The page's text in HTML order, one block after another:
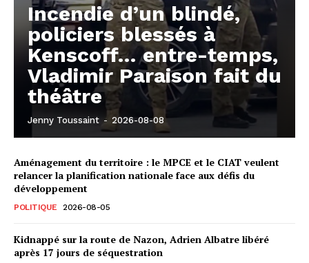
Incendie d’un blindé,
policiers blessés à
Kenscoff… entre-temps,
Vladimir Paraison fait du
théâtre
Jenny Toussaint - 2026-08-08
Aménagement du territoire : le MPCE et le CIAT veulent
relancer la planification nationale face aux défis du
développement
POLITIQUE 2026-08-05
Kidnappé sur la route de Nazon, Adrien Albatre libéré
après 17 jours de séquestration